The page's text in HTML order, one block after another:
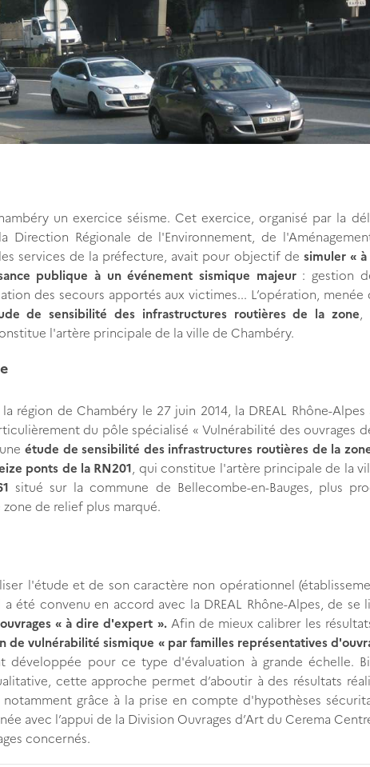
un exercice séisme. Cet exercice, organisé par la
Direction Régionale de l'Environnement, de
les services de la préfecture, avait pour objectif desimuler «
publique à un événement sismique majeur: gestion
des secours apportés aux victimes... L’opération, menée
de sensibilité des infrastructures routières de la zone
l'artère principale de la ville de Chambéry.
région de Chambéry le 27 juin 2014, la DREAL Rhône-Alpes
du pôle spécialisé « Vulnérabilité des ouvrages
étude de sensibilité des infrastructures routières de la
ponts de la RN201, qui constitue l'artère principale de la
situé sur la commune de Bellecombe-en-Bauges, plus
de relief plus marqué.
l'étude et de son caractère non opérationnel
été convenu en accord avec la DREAL Rhône-Alpes, de se
« à dire d'expert ».Afin de mieux calibrer les
de vulnérabilité sismique « par familles représentatives
développée pour ce type d'évaluation à grande échelle.
cette approche permet d’aboutir à des résultats
grâce à la prise en compte d'hypothèses
avec l’appui de la Division Ouvrages d’Art du Cerema
concernés.